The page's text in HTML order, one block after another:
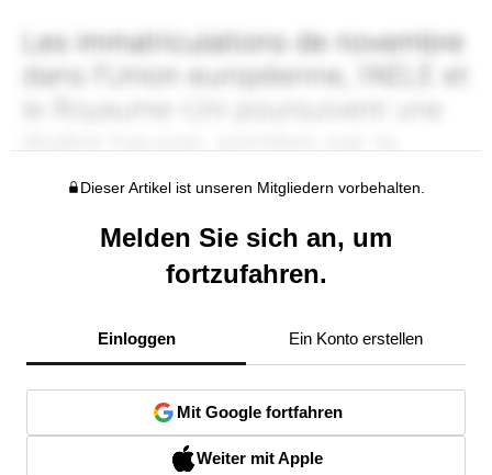
Dieser Artikel ist unseren Mitgliedern vorbehalten.
Melden Sie sich an, um
fortzufahren.
Einloggen Ein Konto erstellen
Mit Google fortfahren
Weiter mit Apple